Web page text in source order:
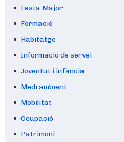
Festa Major
Formació
Habitatge
Informació de servei
Joventut i infància
Medi ambient
Mobilitat
Ocupació
Patrimoni